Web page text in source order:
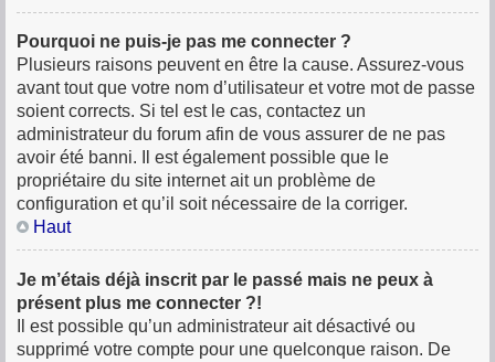
Pourquoi ne puis-je pas me connecter ?
Plusieurs raisons peuvent en être la cause. Assurez-vous
avant tout que votre nom d’utilisateur et votre mot de passe
soient corrects. Si tel est le cas, contactez un
administrateur du forum afin de vous assurer de ne pas
avoir été banni. Il est également possible que le
propriétaire du site internet ait un problème de
configuration et qu’il soit nécessaire de la corriger.
Haut
Je m’étais déjà inscrit par le passé mais ne peux à
présent plus me connecter ?!
Il est possible qu’un administrateur ait désactivé ou
supprimé votre compte pour une quelconque raison. De